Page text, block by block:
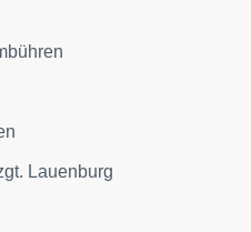
Lauenburg